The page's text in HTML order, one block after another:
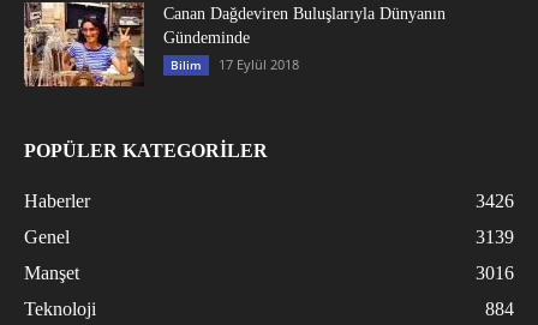
Canan Dağdeviren Buluşlarıyla Dünyanın
Gündeminde
Bilim 17 Eylül 2018
POPÜLER KATEGORİLER
Haberler
3426
Genel
3139
Manşet
3016
Teknoloji
884